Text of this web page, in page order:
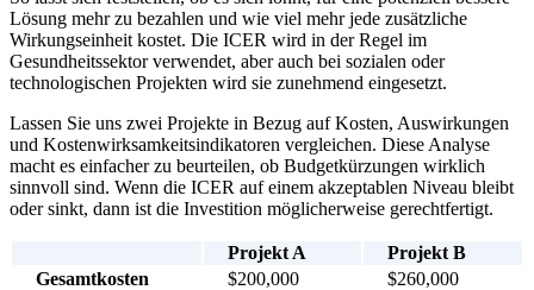
Lösung mehr zu bezahlen und wie viel mehr jede zusätzliche
Wirkungseinheit kostet. Die ICER wird in der Regel im
Gesundheitssektor verwendet, aber auch bei sozialen oder
technologischen Projekten wird sie zunehmend eingesetzt.
Lassen Sie uns zwei Projekte in Bezug auf Kosten, Auswirkungen
und Kostenwirksamkeitsindikatoren vergleichen. Diese Analyse
macht es einfacher zu beurteilen, ob Budgetkürzungen wirklich
sinnvoll sind. Wenn die ICER auf einem akzeptablen Niveau bleibt
oder sinkt, dann ist die Investition möglicherweise gerechtfertigt.
Projekt A
Projekt B
Gesamtkosten
$200,000
$260,000